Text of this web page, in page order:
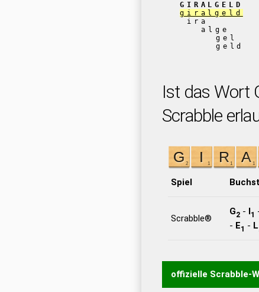
GIRALGELD
giralgeld
ira
alge
gel
geld
Ist das Wort
Scrabble
Spiel
Scrabble®
G2- I1
- E1 - L
offizielle Scrabble-